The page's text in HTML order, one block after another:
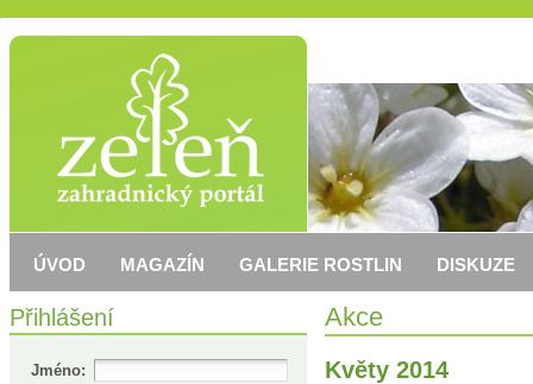
Akce
Květy 2014
Přihlášení
Jméno:
ÚVOD MAGAZÍN GALERIE ROSTLIN DISKUZE